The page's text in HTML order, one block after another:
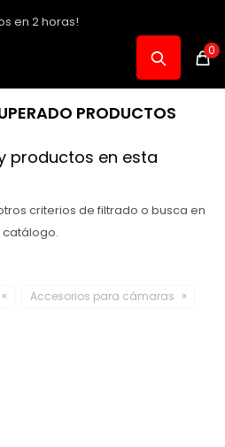
en 2 horas!
0
PRODUCTOS
productos en esta
criterios de filtrado o busca en
Accesorios para cámaras